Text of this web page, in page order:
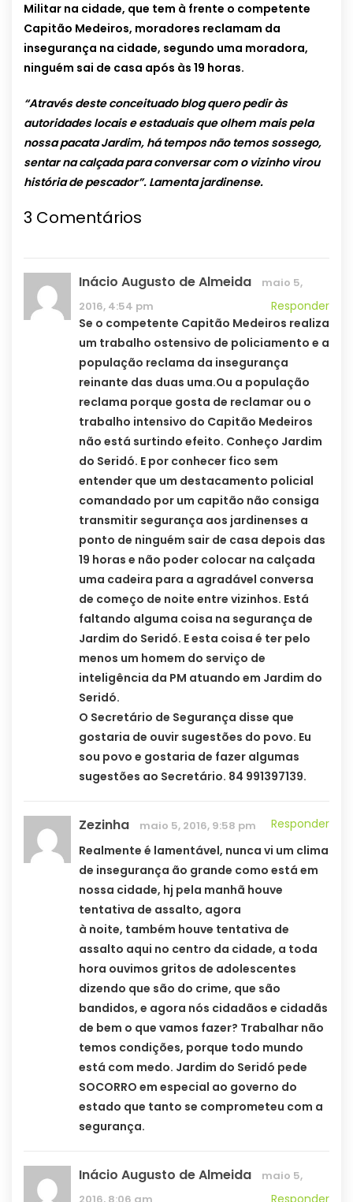
Militar na cidade, que tem à frente o competente
Capitão Medeiros, moradores reclamam da
insegurança na cidade, segundo uma moradora,
ninguém sai de casa após às 19 horas.
“Através deste conceituado blog quero pedir às
autoridades locais e estaduais que olhem mais pela
nossa pacata Jardim, há tempos não temos sossego,
sentar na calçada para conversar com o vizinho virou
história de pescador”. Lamenta jardinense.
3 Comentários
Inácio Augusto de Almeida
maio 5,
2016, 4:54 pm
Responder
Se o competente Capitão Medeiros realiza
um trabalho ostensivo de policiamento e a
população reclama da insegurança
reinante das duas uma.Ou a população
reclama porque gosta de reclamar ou o
trabalho intensivo do Capitão Medeiros
não está surtindo efeito. Conheço Jardim
do Seridó. E por conhecer fico sem
entender que um destacamento policial
comandado por um capitão não consiga
transmitir segurança aos jardinenses a
ponto de ninguém sair de casa depois das
19 horas e não poder colocar na calçada
uma cadeira para a agradável conversa
de começo de noite entre vizinhos. Está
faltando alguma coisa na segurança de
Jardim do Seridó. E esta coisa é ter pelo
menos um homem do serviço de
inteligência da PM atuando em Jardim do
Seridó.
O Secretário de Segurança disse que
gostaria de ouvir sugestões do povo. Eu
sou povo e gostaria de fazer algumas
sugestões ao Secretário. 84 991397139.
Zezinha maio 5, 2016, 9:58 pm
Responder
Realmente é lamentável, nunca vi um clima
de insegurança ão grande como está em
nossa cidade, hj pela manhã houve
tentativa de assalto, agora
à noite, também houve tentativa de
assalto aqui no centro da cidade, a toda
hora ouvimos gritos de adolescentes
dizendo que são do crime, que são
bandidos, e agora nós cidadãos e cidadãs
de bem o que vamos fazer? Trabalhar não
temos condições, porque todo mundo
está com medo. Jardim do Seridó pede
SOCORRO em especial ao governo do
estado que tanto se comprometeu com a
segurança.
Inácio Augusto de Almeida
maio 5,